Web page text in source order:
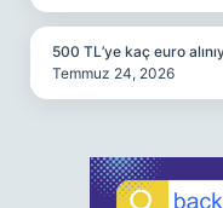
500 TL’ye kaç euro
Temmuz 24, 2026